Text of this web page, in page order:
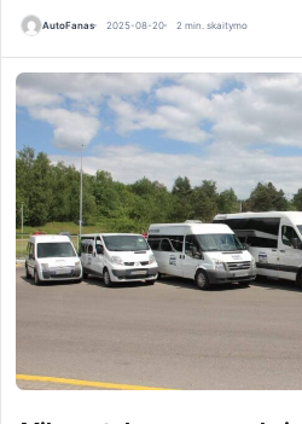
AutoFanas 2025-08-20 2 min. skaitymo